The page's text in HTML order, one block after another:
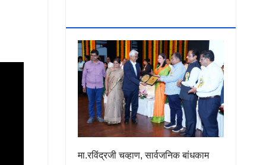
मा.रविंद्रजी चव्हाण, सार्वजनिक बांधकाम